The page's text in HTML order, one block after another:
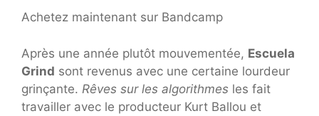
Achetez maintenant sur Bandcamp
Après une année plutôt mouvementée, Escuela
Grind sont revenus avec une certaine lourdeur
grinçante. Rêves sur les algorithmes les fait
travailler avec le producteur Kurt Ballou et